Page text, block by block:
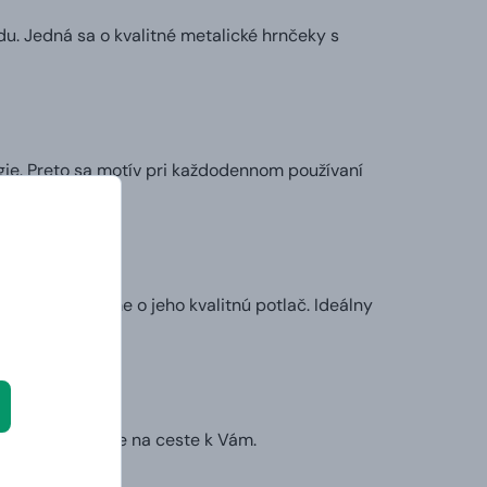
Jedná sa o kvalitné metalické hrnčeky s
Preto sa motív pri každodennom používaní
sa postaráme o jeho kvalitnú potlač. Ideálny
deň už bude na ceste k Vám.